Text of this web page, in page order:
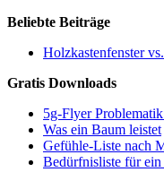
Beliebte Beiträge
Holzkastenfenster
Gratis Downloads
5g-Flyer
Was ein Baum leistet
Gefühle-Liste nach
Bedürfnisliste für ein